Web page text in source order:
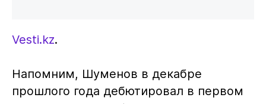
Vesti.kz.
Напомним, Шуменов в декабре
прошлого года дебютировал в первом